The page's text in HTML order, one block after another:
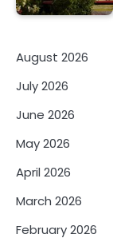
August 2026
July 2026
June 2026
May 2026
April 2026
March 2026
February 2026